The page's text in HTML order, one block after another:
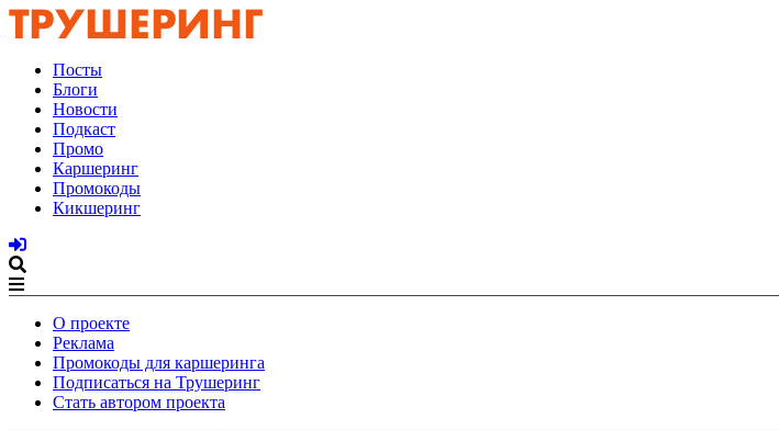
Посты
Блоги
Новости
Подкаст
Промо
Каршеринг
Промокоды
Кикшеринг
О проекте
Реклама
Промокоды для каршеринга
Подписаться на Трушеринг
Стать автором проекта